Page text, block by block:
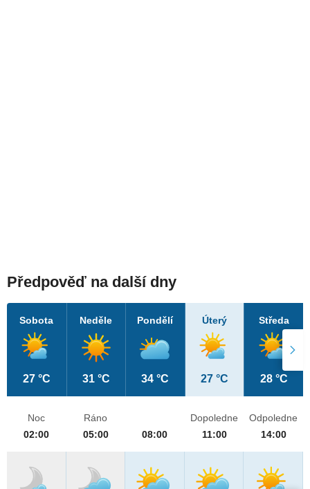
Předpověď na další dny
Sobota
27 °C
Neděle
31 °C
Pondělí
34 °C
Úterý
27 °C
Středa
28 °C
Noc
02:00
Ráno
05:00
08:00
Dopoledne
11:00
Odpoledne
14:00